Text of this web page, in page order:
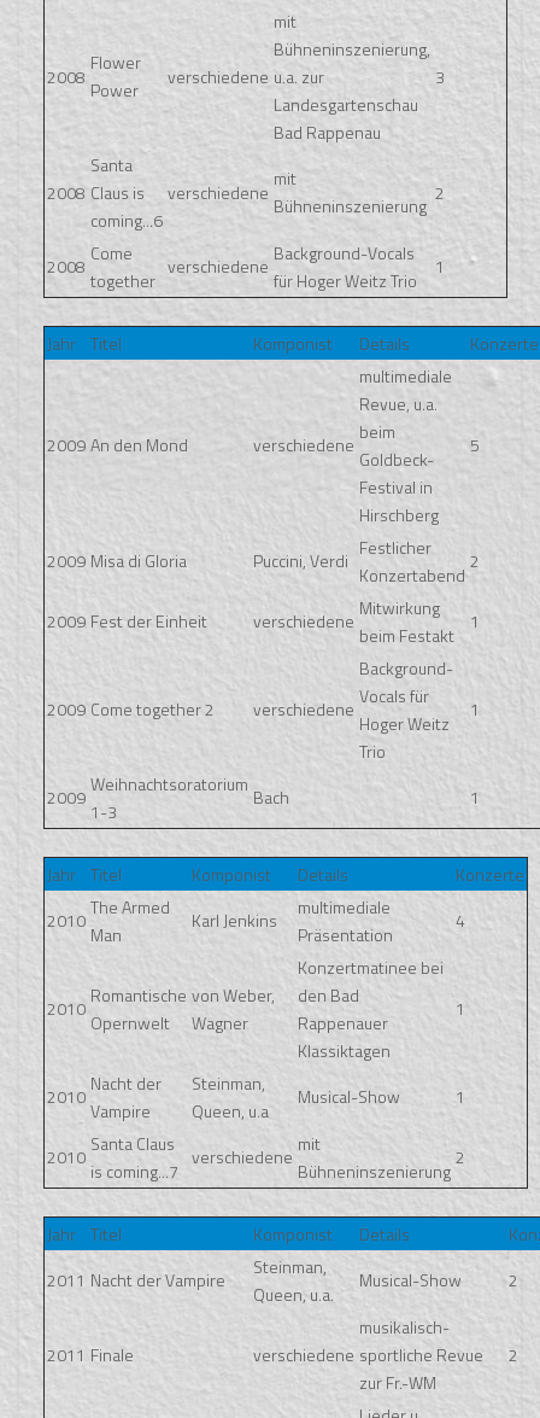
2008
Flower
Power
verschiedene
mit
Bühneninszenierung,
u.a. zur
Landesgartenschau
Bad Rappenau
3
2008
Santa
Claus is
coming...6
verschiedene
mit
Bühneninszenierung
2
2008
Come
together
verschiedene
Background-Vocals
für Hoger Weitz Trio
1
Jahr Titel Komponist Details Konzerte
2009 An den Mond verschiedene
multimediale
Revue, u.a.
beim
Goldbeck-
Festival in
Hirschberg
5
2009 Misa di Gloria Puccini, Verdi
Festlicher
Konzertabend
2
2009 Fest der Einheit verschiedene
Mitwirkung
beim Festakt
1
2009 Come together 2 verschiedene
Background-
Vocals für
Hoger Weitz
Trio
1
2009
Weihnachtsoratorium
1-3
Bach 1
Jahr Titel Komponist Details
Konzerte
2010
The Armed
Man
Karl Jenkins
multimediale
Präsentation
4
2010
Romantische
Opernwelt
von Weber,
Wagner
Konzertmatinee bei
den Bad
Rappenauer
Klassiktagen
1
2010
Nacht der
Vampire
Steinman,
Queen, u.a
Musical-Show 1
2010
Santa Claus
is coming...7
verschiedene
mit
Bühneninszenierung
2
Jahr Titel Komponist Details
2011 Nacht der Vampire
Steinman,
Queen, u.a.
Musical-Show 2
2011 Finale verschiedene
musikalisch-
sportliche Revue
zur Fr.-WM
2